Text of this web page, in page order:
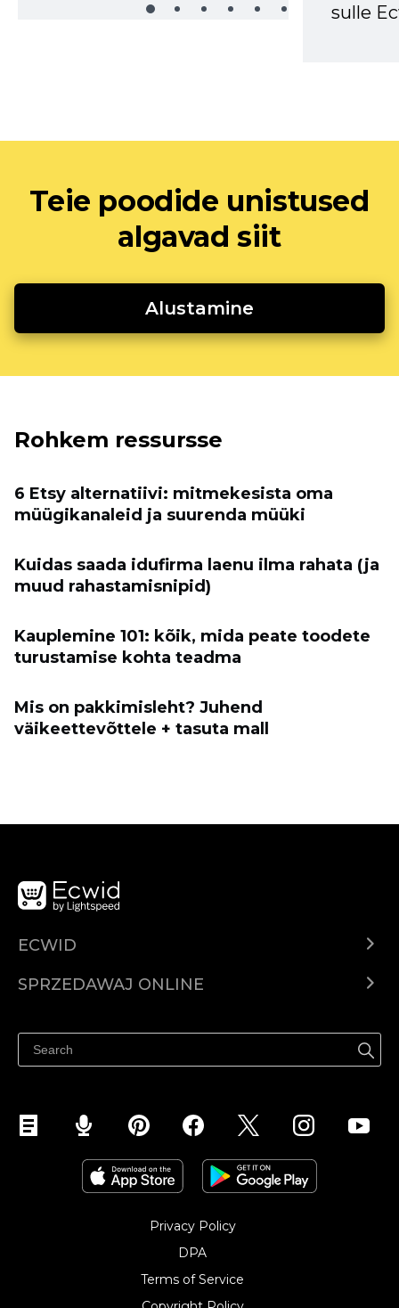
sulle
Teie poodide unistused
algavad siit
Alustamine
Rohkem ressursse
6 Etsy alternatiivi: mitmekesista oma
müügikanaleid ja suurenda müüki
Kuidas saada idufirma laenu ilma rahata (ja
muud rahastamisnipid)
Kauplemine 101: kõik, mida peate toodete
turustamise kohta teadma
Mis on pakkimisleht? Juhend
väikeettevõttele + tasuta mall
ECWID
Cena
SPRZEDAWAJ ONLINE
Sprzedawaj na Facebooku
Sprzedawaj na Instagramie
Privacy Policy
DPA
Terms of Service